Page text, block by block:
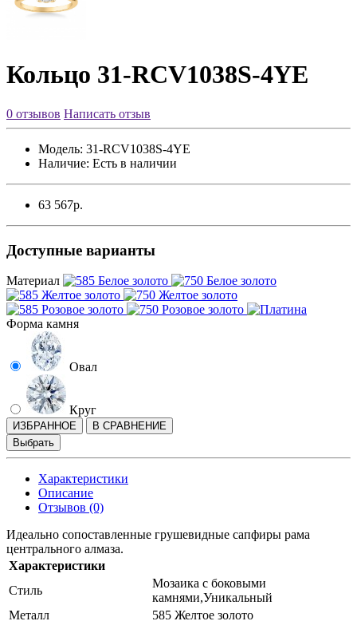
Кольцо 31-RCV1038S-4YE
0 отзывов Написать отзыв
Модель: 31-RCV1038S-4YE
Наличие: Есть в наличии
63 567р.
Доступные варианты
Материал
Форма камня
Овал
Круг
ИЗБРАННОЕ
В СРАВНЕНИЕ
Выбрать
Характеристики
Описание
Отзывов (0)
Идеально сопоставленные грушевидные сапфиры рама
центрального алмаза.
Характеристики
Стиль
Мозаика с боковыми
камнями,Уникальный
Металл
585 Желтое золото